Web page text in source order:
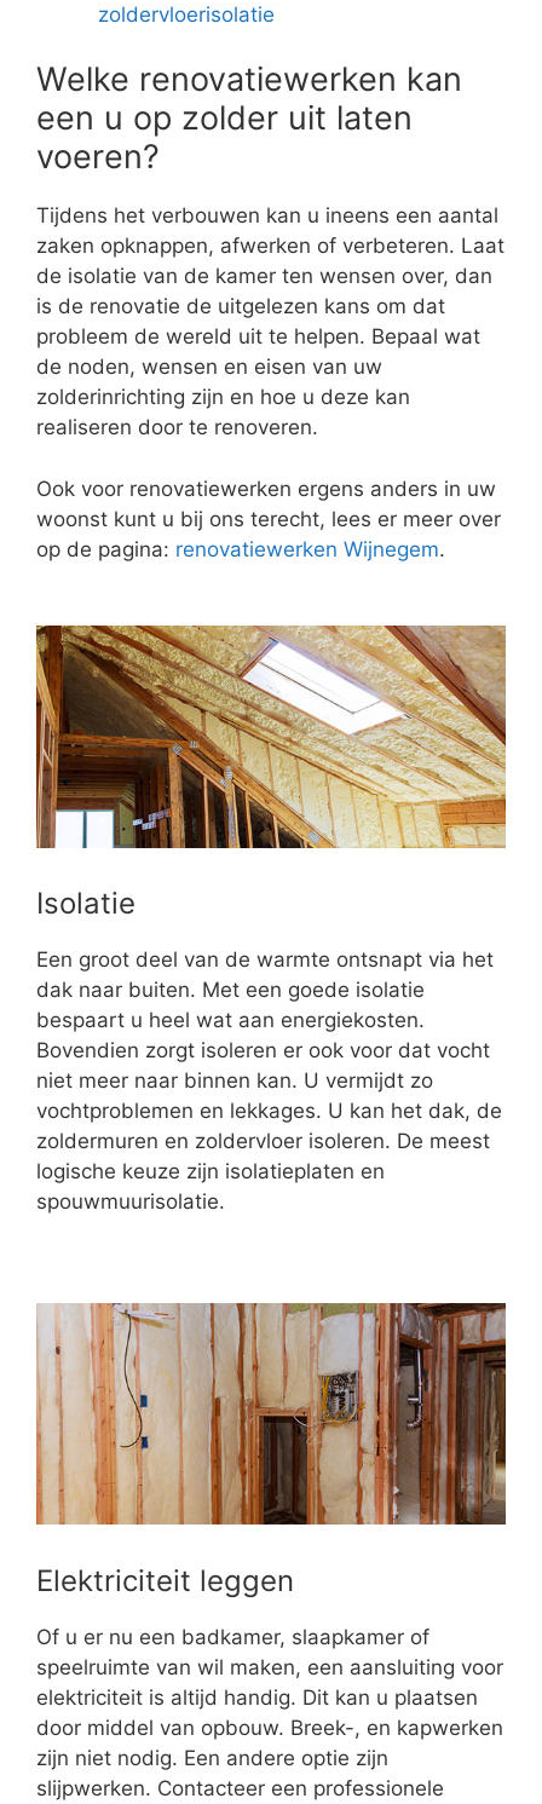
zoldervloerisolatie
Welke renovatiewerken kan
een u op zolder uit laten
voeren?
Tijdens het verbouwen kan u ineens een aantal
zaken opknappen, afwerken of verbeteren. Laat
de isolatie van de kamer ten wensen over, dan
is de renovatie de uitgelezen kans om dat
probleem de wereld uit te helpen. Bepaal wat
de noden, wensen en eisen van uw
zolderinrichting zijn en hoe u deze kan
realiseren door te renoveren.
Ook voor renovatiewerken ergens anders in uw
woonst kunt u bij ons terecht, lees er meer over
op de pagina: renovatiewerken Wijnegem.
Isolatie
Een groot deel van de warmte ontsnapt via het
dak naar buiten. Met een goede isolatie
bespaart u heel wat aan energiekosten.
Bovendien zorgt isoleren er ook voor dat vocht
niet meer naar binnen kan. U vermijdt zo
vochtproblemen en lekkages. U kan het dak, de
zoldermuren en zoldervloer isoleren. De meest
logische keuze zijn isolatieplaten en
spouwmuurisolatie.
Elektriciteit leggen
Of u er nu een badkamer, slaapkamer of
speelruimte van wil maken, een aansluiting voor
elektriciteit is altijd handig. Dit kan u plaatsen
door middel van opbouw. Breek-, en kapwerken
zijn niet nodig. Een andere optie zijn
slijpwerken. Contacteer een professionele